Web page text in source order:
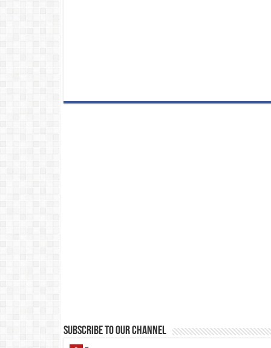
Subscribe to our Channel